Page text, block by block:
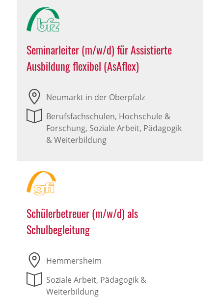
Seminarleiter (m/w/d) für Assistierte
Ausbildung flexibel (AsAflex)
Neumarkt in der Oberpfalz
Berufsfachschulen, Hochschule &
Forschung, Soziale Arbeit, Pädagogik
& Weiterbildung
Schülerbetreuer (m/w/d) als
Schulbegleitung
Hemmersheim
Soziale Arbeit, Pädagogik &
Weiterbildung